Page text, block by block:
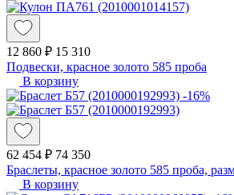
12 860 ₽ 15 310
Подвески, красное золото 585 проба
В корзину
-16%
62 454 ₽ 74 350
Браслеты, красное золото 585 проба,
В корзину